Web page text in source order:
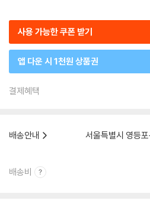
사용 가능한 쿠폰 받기
앱 다운 시 1천원 상품권
결제혜택
배송안내
서울특별시 영등
배송비